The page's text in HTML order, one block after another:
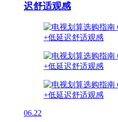
迟舒适观感
06.22